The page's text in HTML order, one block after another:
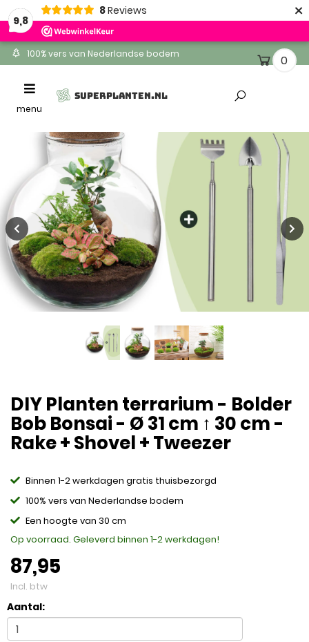
9,8
8Reviews ×
100% vers van Nederlandse bodem
Altijd gratis levering
Toggle
navigation
menu
SUPERPLANTEN.NL
0
DIY Planten terrarium - Bolder
Bob Bonsai - Ø 31 cm ↑ 30 cm -
Rake + Shovel + Tweezer
Binnen 1-2 werkdagen gratis thuisbezorgd
100% vers van Nederlandse bodem
Een hoogte van 30 cm
Op voorraad. Geleverd binnen 1-2 werkdagen!
87,95
Incl. btw
Aantal: